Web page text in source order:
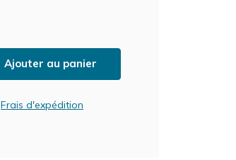
Ajouter au panier
Frais d'expédition